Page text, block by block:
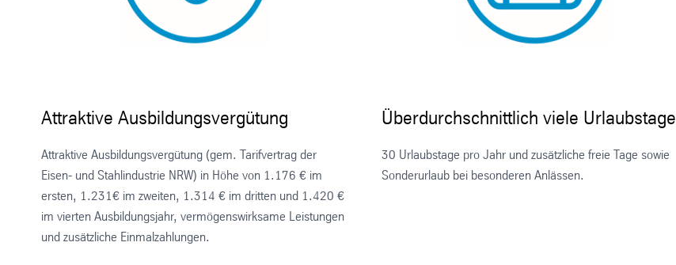
Attraktive Ausbildungsvergütung
Attraktive Ausbildungsvergütung (gem. Tarifvertrag der
Eisen- und Stahlindustrie NRW) in Höhe von 1.176 € im
ersten, 1.231€ im zweiten, 1.314 € im dritten und 1.420 €
im vierten Ausbildungsjahr, vermögenswirksame Leistungen
und zusätzliche Einmalzahlungen.
Überdurchschnittlich viele Urlaubstage
30 Urlaubstage pro Jahr und zusätzliche freie Tage sowie
Sonderurlaub bei besonderen Anlässen.